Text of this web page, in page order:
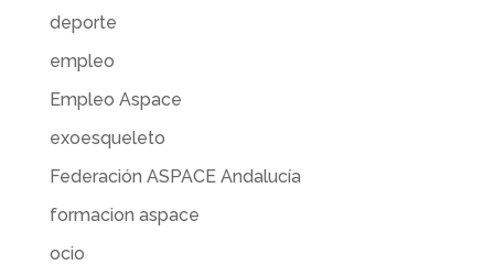
deporte
empleo
Empleo Aspace
exoesqueleto
Federación ASPACE Andalucía
formacion aspace
ocio